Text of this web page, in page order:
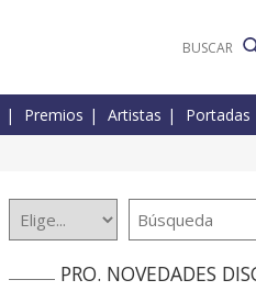
Premios Artistas Portadas
PRO. NOVEDADES